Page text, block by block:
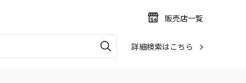
販売店一覧
詳細検索はこちら